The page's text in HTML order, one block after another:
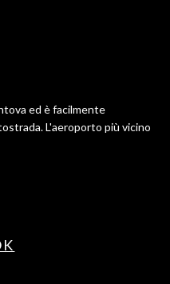
ed è facilmente
L'aeroporto più vicino